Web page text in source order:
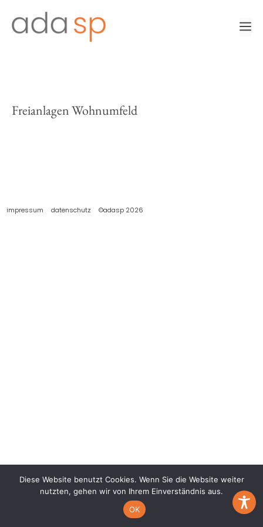
Inhalt
springen
Freianlagen Wohnumfeld
impressum datenschutz ©adasp 2026
Diese Website benutzt Cookies. Wenn Sie die Website weiter
nutzten, gehen wir von Ihrem Einverständnis aus.
OK